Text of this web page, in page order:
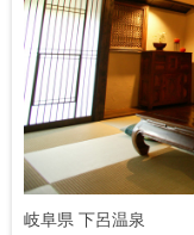
岐阜県 下呂温泉